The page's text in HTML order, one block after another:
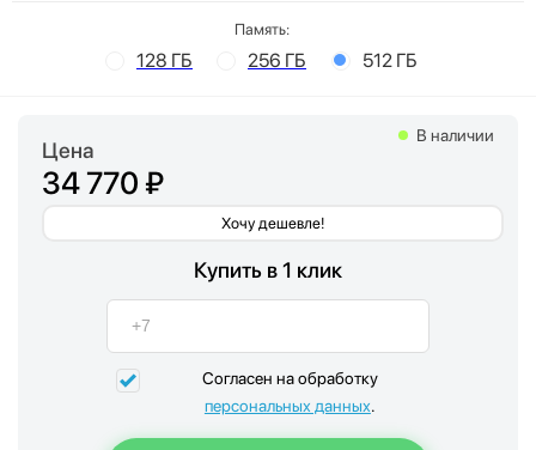
Память:
128 ГБ 256 ГБ 512 ГБ
Цена
34 770 ₽
Хочу дешевле!
В наличии
Купить в 1 клик
Согласен на обработку
персональных данных.